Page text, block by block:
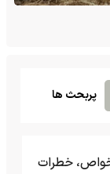
پربحث ها
خطرات